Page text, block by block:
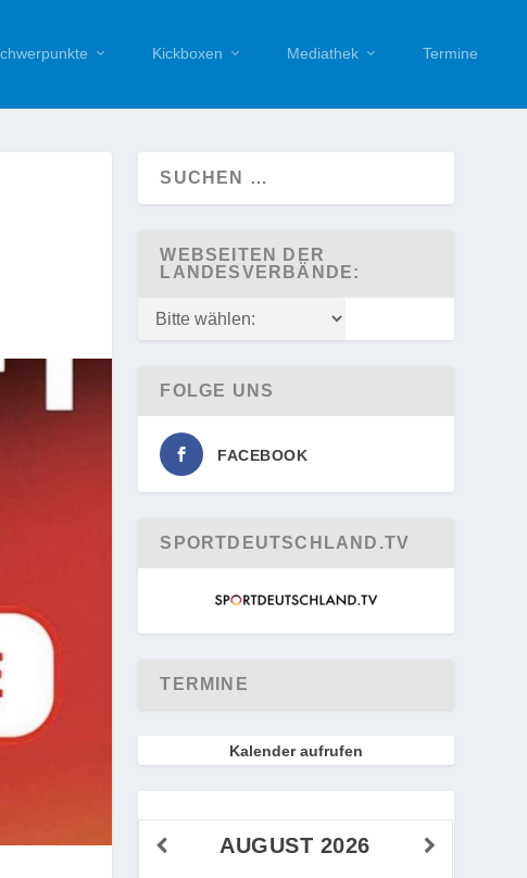
Kickboxen Mediathek Termine
WEBSEITEN DER
LANDESVERBÄNDE:
FOLGE UNS
FACEBOOK
SPORTDEUTSCHLAND.TV
TERMINE
Kalender aufrufen
AUGUST 2026